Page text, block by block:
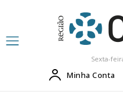
Sexta-
Minha Conta